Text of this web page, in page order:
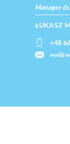
Manager
ŁUKASZ
+48
wyślij